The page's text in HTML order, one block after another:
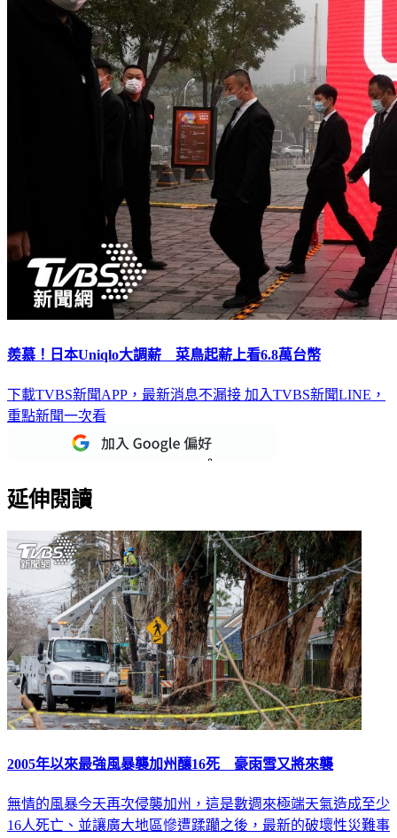
羨慕！日本Uniqlo大調薪 菜鳥起薪上看6.8萬台幣
下載TVBS新聞APP，最新消息不漏接 加入TVBS新聞LINE，
重點新聞一次看
延伸閱讀
2005年以來最強風暴襲加州釀16死 豪雨雪又將來襲
無情的風暴今天再次侵襲加州，這是數週來極端天氣造成至少
16人死亡、並讓廣大地區慘遭蹂躪之後，最新的破壞性災難事